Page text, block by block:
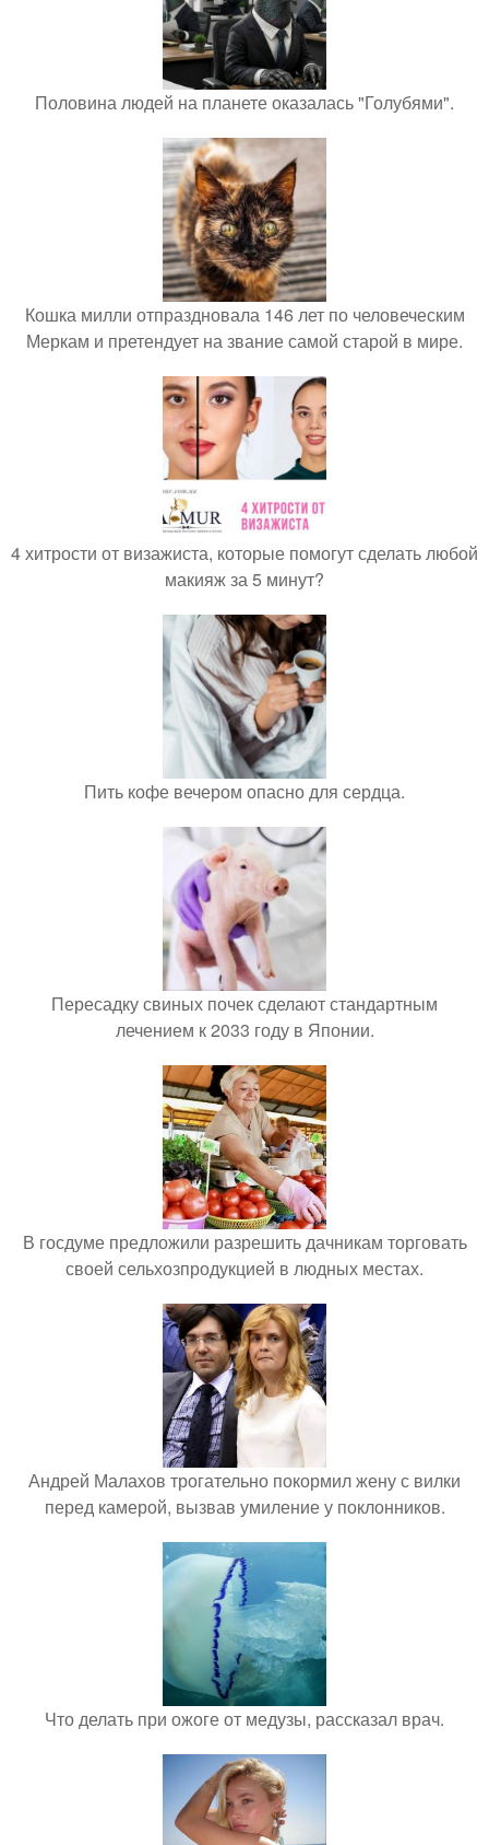
Половина людей на планете оказалась "Голубями".
Кошка милли отпраздновала 146 лет по человеческим
Меркам и претендует на звание самой старой в мире.
4 хитрости от визажиста, которые помогут сделать любой
макияж за 5 минут?
Пить кофе вечером опасно для сердца.
Пересадку свиных почек сделают стандартным
лечением к 2033 году в Японии.
В госдуме предложили разрешить дачникам торговать
своей сельхозпродукцией в людных местах.
Андрей Малахов трогательно покормил жену с вилки
перед камерой, вызвав умиление у поклонников.
Что делать при ожоге от медузы, рассказал врач.